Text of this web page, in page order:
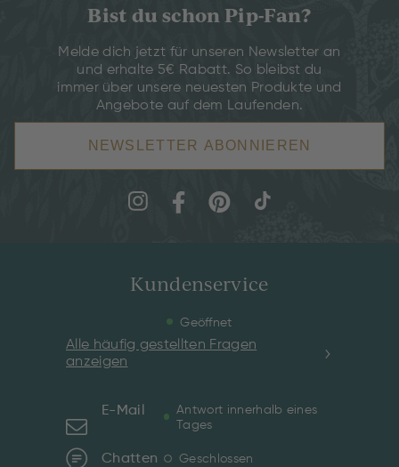
Bist du schon Pip-Fan?
Melde dich jetzt für unseren Newsletter an
und erhalte 5€ Rabatt. So bleibst du
immer über unsere neuesten Produkte und
Angebote auf dem Laufenden.
NEWSLETTER ABONNIEREN
Kundenservice
Geöffnet
Alle häufig gestellten Fragen
anzeigen
E-Mail
Antwort innerhalb eines
Tages
Chatten Geschlossen